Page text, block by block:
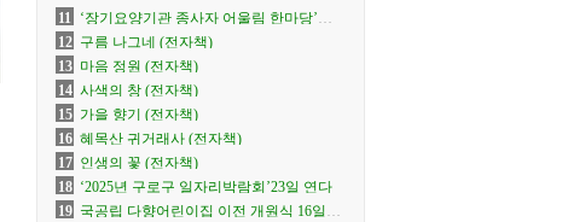
년 주민참여예산 총회가 지난
14일 오후 4시 구청 강당에서
반...
11 ‘장기요양기관 종사자 어울림 한마당’개
최
12 구름 나그네 (전자책)
13 마음 정원 (전자책)
14 사색의 창 (전자책)
15 가을 향기 (전자책)
16 혜목산 귀거래사 (전자책)
17 인생의 꽃 (전자책)
18 ‘2025년 구로구 일자리박람회’23일 연다
19 국공립 다향어린이집 이전 개원식 16일